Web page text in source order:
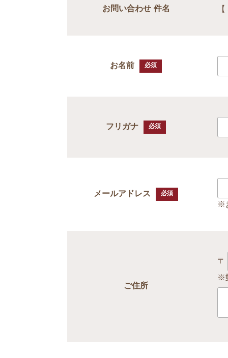
お問い合わせ 件名
お名前 必須
フリガナ 必須
メールアドレス 必須
※
ご住所
〒
※